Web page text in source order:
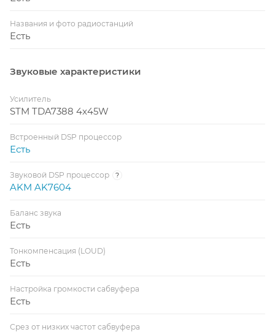
Названия и фото радиостанций
Есть
Звуковые характеристики
Усилитель
STM TDA7388 4x45W
Встроенный DSP процессор
Есть
Звуковой DSP процессор ?
AKM AK7604
Баланс звука
Есть
Тонкомпенсация (LOUD)
Есть
Настройка громкости сабвуфера
Есть
Срез от низких частот сабвуфера